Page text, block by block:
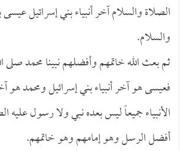
الصلاة والسلام آخر أنبياء بني إسرائيل
والسلام.
ثم بعث الله خاتمهم وأفضلهم نبينا محمد صلى
فعيسى هو آخر أنبياء بني إسرائيل ومحمد هو
الأنبياء جميعاً ليس بعده نبي ولا رسول عليه
أفضل الرسل وهو إمامهم وهو خاتمهم.